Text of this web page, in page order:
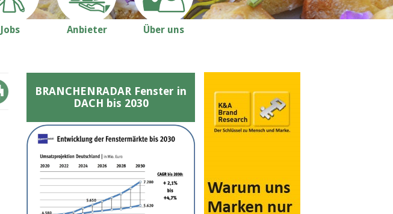
Jobs Anbieter Über uns
BRANCHENRADAR Fenster in
DACH bis 2030